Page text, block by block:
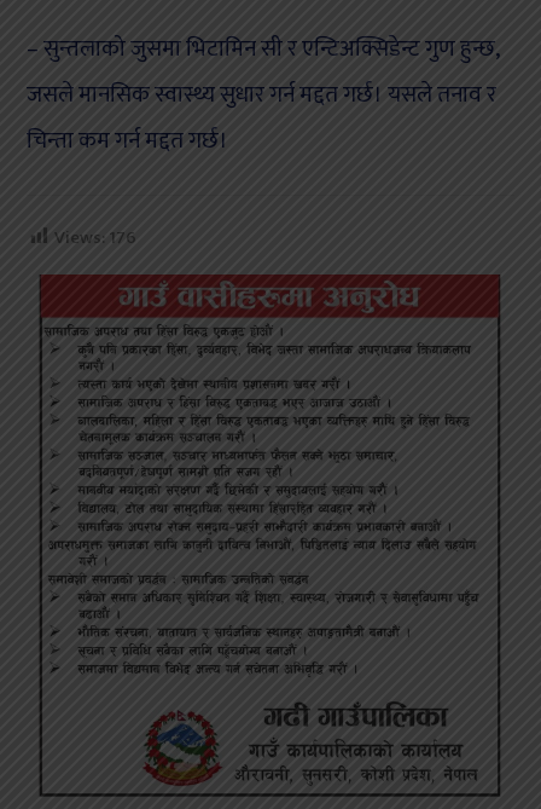
– सुन्तलाको जुसमा भिटामिन सी र एन्टिअक्सिडेन्ट गुण हुन्छ,
जसले मानसिक स्वास्थ्य सुधार गर्न मद्दत गर्छ। यसले तनाव र
चिन्ता कम गर्न मद्दत गर्छ।
Views: 176